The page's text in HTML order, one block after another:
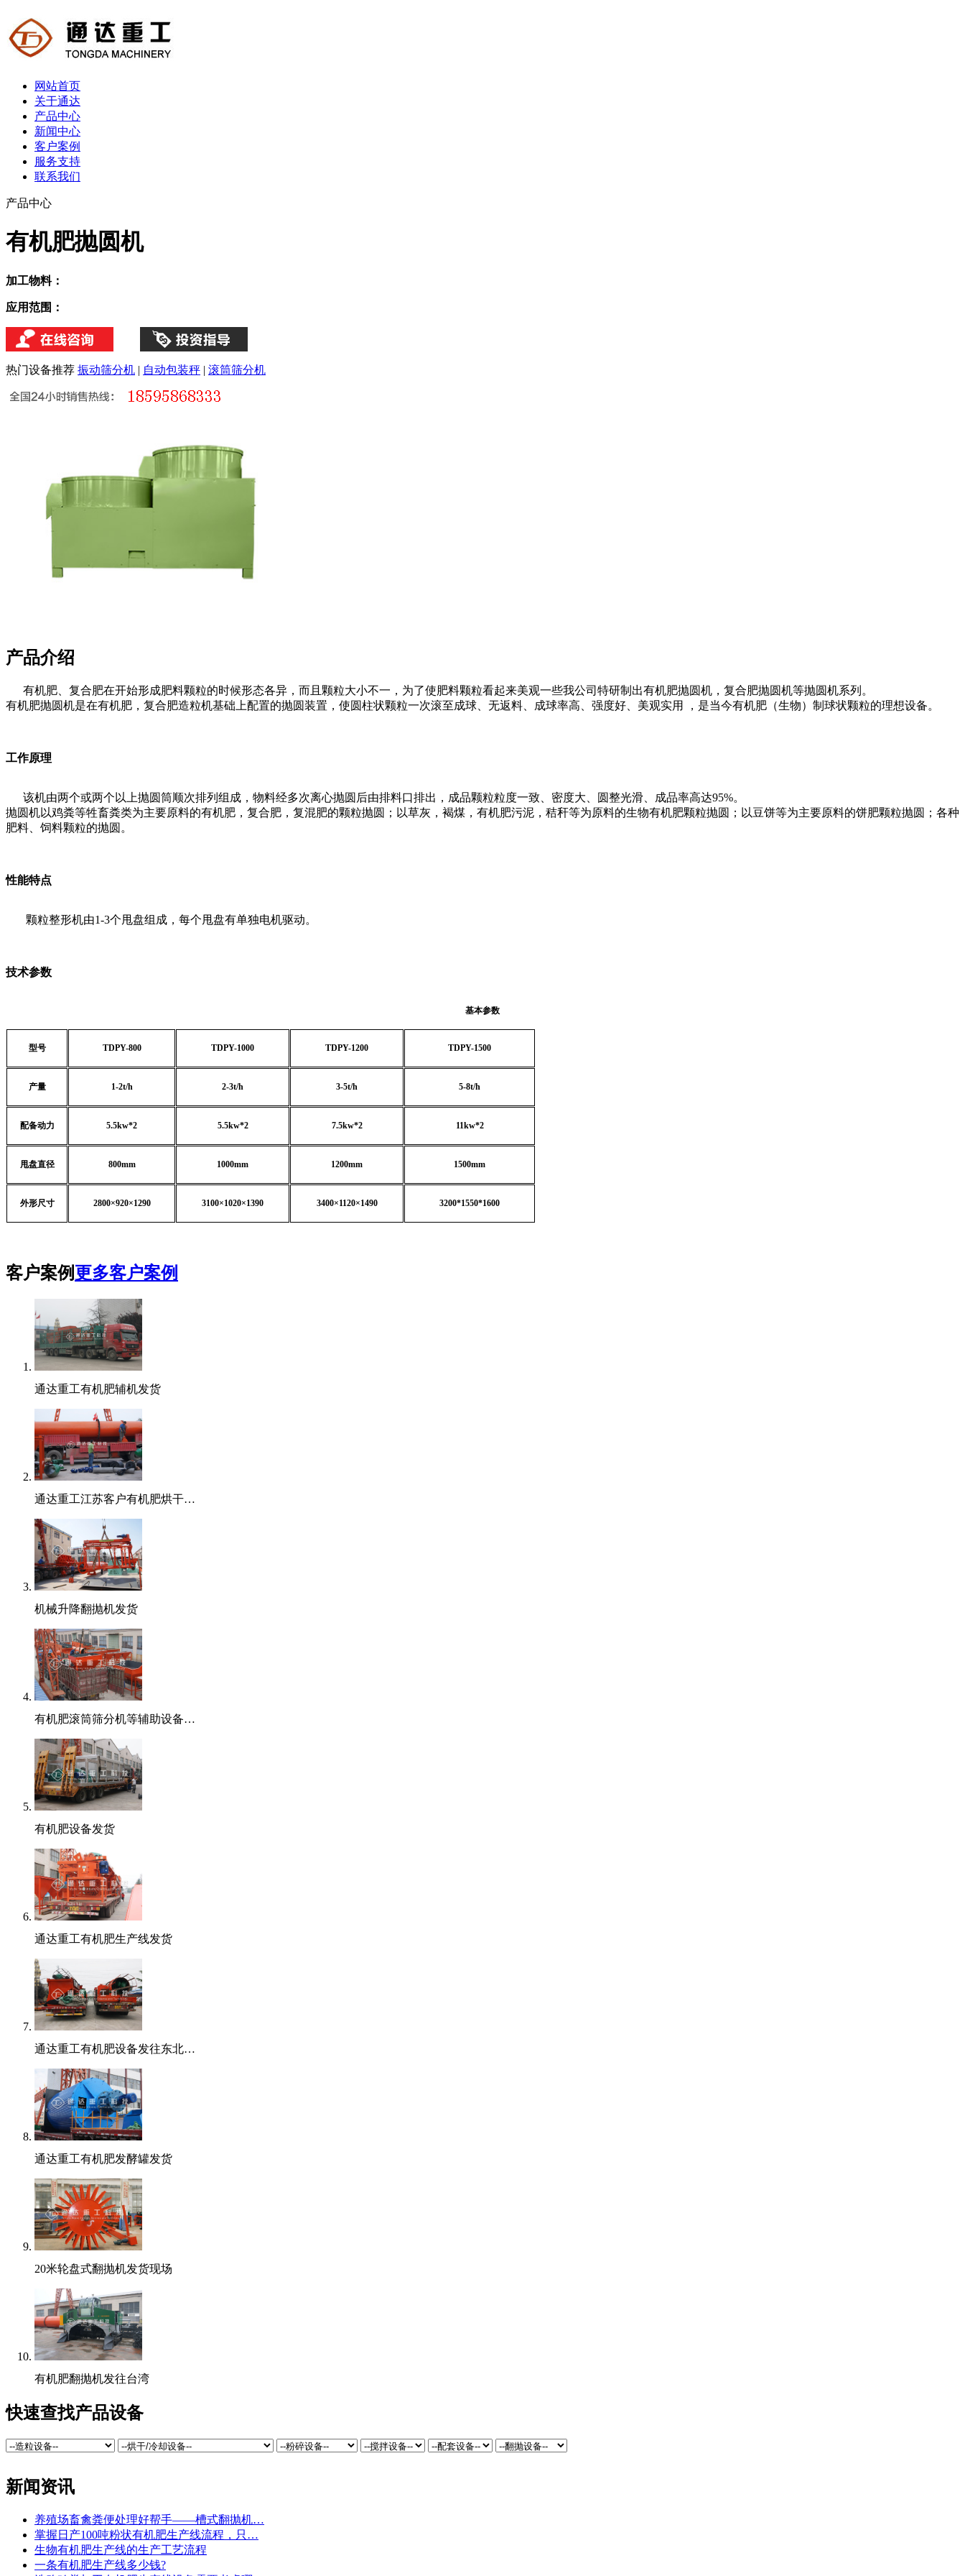
网站首页
关于通达
产品中心
新闻中心
客户案例
服务支持
联系我们
产品中心
有机肥抛圆机
加工物料：
应用范围：
热门设备推荐 振动筛分机 | 自动包装秤 | 滚筒筛分机
产品介绍
有机肥、复合肥在开始形成肥料颗粒的时候形态各异，而且颗粒大小不一，为了使肥料颗粒看起来美观一些我公司特研制出有机肥抛圆机，复合肥抛圆机等抛圆机系列。
有机肥抛圆机是在有机肥，复合肥造粒机基础上配置的抛圆装置，使圆柱状颗粒一次滚至成球、无返料、成球率高、强度好、美观实用 ，是当今有机肥（生物）制球状颗粒的理想设备。
工作原理
该机由两个或两个以上抛圆筒顺次排列组成，物料经多次离心抛圆后由排料口排出，成品颗粒粒度一致、密度大、圆整光滑、成品率高达95%。
抛圆机以鸡粪等牲畜粪类为主要原料的有机肥，复合肥，复混肥的颗粒抛圆；以草灰，褐煤，有机肥污泥，秸秆等为原料的生物有机肥颗粒抛圆；以豆饼等为主要原料的饼肥颗粒抛圆；各种
肥料、饲料颗粒的抛圆。
性能特点
颗粒整形机由1-3个甩盘组成，每个甩盘有单独电机驱动。
技术参数
基本参数
型号 TDPY-800 TDPY-1000 TDPY-1200 TDPY-1500
产量 1-2t/h 2-3t/h 3-5t/h 5-8t/h
配备动力 5.5kw*2 5.5kw*2 7.5kw*2 11kw*2
甩盘直径 800mm 1000mm 1200mm 1500mm
外形尺寸 2800×920×1290 3100×1020×1390 3400×1120×1490 3200*1550*1600
客户案例更多客户案例
通达重工有机肥辅机发货
通达重工江苏客户有机肥烘干…
机械升降翻抛机发货
有机肥滚筒筛分机等辅助设备…
有机肥设备发货
通达重工有机肥生产线发货
通达重工有机肥设备发往东北…
通达重工有机肥发酵罐发货
20米轮盘式翻抛机发货现场
有机肥翻抛机发往台湾
快速查找产品设备
新闻资讯
养殖场畜禽粪便处理好帮手——槽式翻抛机…
掌握日产100吨粉状有机肥生产线流程，只…
生物有机肥生产线的生产工艺流程
一条有机肥生产线多少钱?